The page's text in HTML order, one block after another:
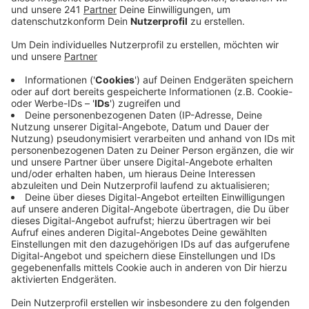
Übrige Raketen aus dem letzten Jahr oder Feuerwerk
aus Online-Shops – ein Verkaufsverbot bedeutet
nicht, dass es gar keine Möglichkeit zum Böllern gibt.
Das Zünden von Feuerwerk grundsätzlich
flächendeckend zu verbieten ist laut Stadt aber rein
rechtlich nicht möglich. Der Krisenstab prüft deshalb
gerade, ob er es zumindest an sogenannten Hot-
Spots verbieten kann - zum Beispiel am Rheinufer, in
den Fußgängerzonen oder auch auf Marktplätzen in
den unterschiedlichen Stadtteilen. Hier sei in den
letzten Jahren besonders viel geböllert worden –
teilweise auch mit Zwischenfällen.
Ziel des Böller-Verbot ist es, den Rettungsdienst und